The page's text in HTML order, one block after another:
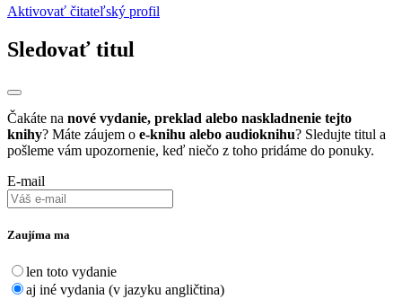
Aktivovať čitateľský profil
Sledovať titul
Čakáte na nové vydanie, preklad alebo naskladnenie tejto
knihy? Máte záujem o e-knihu alebo audioknihu? Sledujte titul a
pošleme vám upozornenie, keď niečo z toho pridáme do ponuky.
E-mail
Zaujíma ma
len toto vydanie
aj iné vydania (v jazyku angličtina)